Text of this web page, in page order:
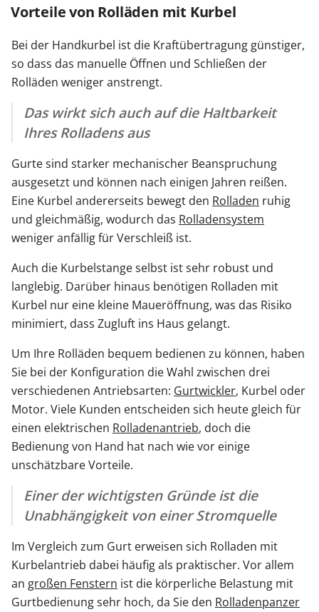
Vorteile von Rolläden mit Kurbel
Bei der Handkurbel ist die Kraftübertragung günstiger,
so dass das manuelle Öffnen und Schließen der
Rolläden weniger anstrengt.
Das wirkt sich auch auf die Haltbarkeit
Ihres Rolladens aus
Gurte sind starker mechanischer Beanspruchung
ausgesetzt und können nach einigen Jahren reißen.
Eine Kurbel andererseits bewegt den Rolladen ruhig
und gleichmäßig, wodurch das Rolladensystem
weniger anfällig für Verschleiß ist.
Auch die Kurbelstange selbst ist sehr robust und
langlebig. Darüber hinaus benötigen Rolladen mit
Kurbel nur eine kleine Maueröffnung, was das Risiko
minimiert, dass Zugluft ins Haus gelangt.
Um Ihre Rolläden bequem bedienen zu können, haben
Sie bei der Konfiguration die Wahl zwischen drei
verschiedenen Antriebsarten: Gurtwickler, Kurbel oder
Motor. Viele Kunden entscheiden sich heute gleich für
einen elektrischen Rolladenantrieb, doch die
Bedienung von Hand hat nach wie vor einige
unschätzbare Vorteile.
Einer der wichtigsten Gründe ist die
Unabhängigkeit von einer Stromquelle
Im Vergleich zum Gurt erweisen sich Rolladen mit
Kurbelantrieb dabei häufig als praktischer. Vor allem
an großen Fenstern ist die körperliche Belastung mit
Gurtbedienung sehr hoch, da Sie den Rolladenpanzer